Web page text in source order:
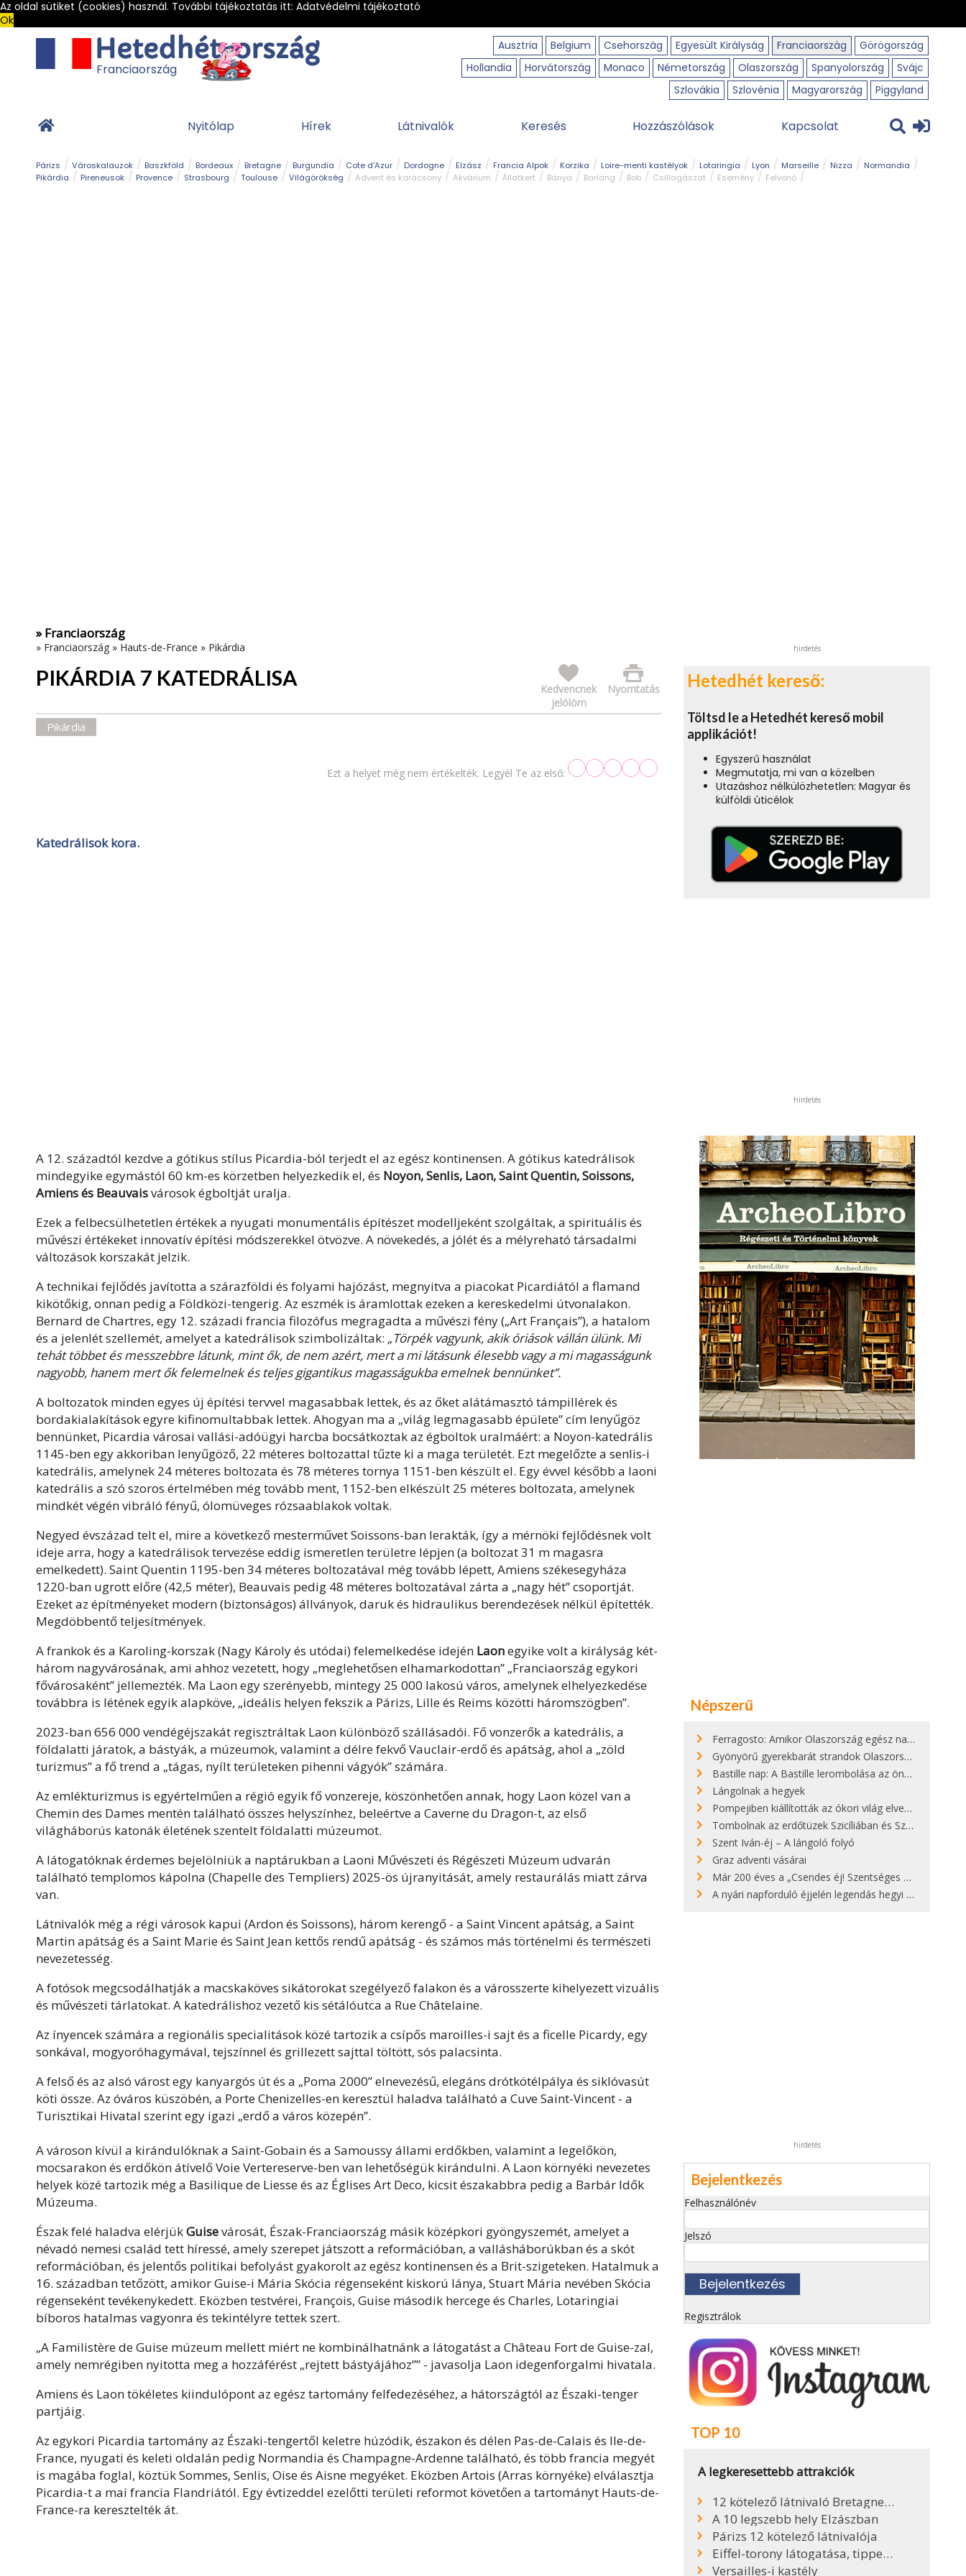
Az oldal sütiket (cookies) használ. További tájékoztatás itt: Adatvédelmi tájékoztató
Ok
Ausztria
Belgium Csehország Egyesült Királyság Franciaország
Görögország
Hollandia
Horvátország Monaco Németország Olaszország Spanyolország
Svájc
Szlovákia
Szlovénia Magyarország Piggyland
Franciaország
Nyitólap Hírek Látnivalók Keresés Hozzászólások Kapcsolat
Párizs Városkalauzok Baszkföld Bordeaux Bretagne Burgundia Cote d'Azur Dordogne Elzász Francia Alpok Korzika Loire-menti kastélyok Lotaringia Lyon Marseille Nizza
Normandia
Pikárdia
Pireneusok Provence Strasbourg Toulouse Világörökség Advent és karácsony Akvárium Állatkert Bánya Barlang Bob Csillagászat Esemény
Felvonó
» Franciaország
» Franciaország » Hauts-de-France » Pikárdia
PIKÁRDIA 7 KATEDRÁLISA Nyomtatás
Kedvencnek
jelölöm
Pikárdia
Ezt a helyet még nem értékelték. Legyél Te az első:
Katedrálisok kora.
A 12. századtól kezdve a gótikus stílus Picardia-ból terjedt el az egész kontinensen. A gótikus katedrálisok
mindegyike egymástól 60 km-es körzetben helyezkedik el, és Noyon, Senlis, Laon, Saint Quentin, Soissons,
Amiens és Beauvaisvárosok égboltját uralja.
Ezek a felbecsülhetetlen értékek a nyugati monumentális építészet modelljeként szolgáltak, a spirituális és
művészi értékeket innovatív építési módszerekkel ötvözve. A növekedés, a jólét és a mélyreható társadalmi
változások korszakát jelzik.
A technikai fejlődés javította a szárazföldi és folyami hajózást, megnyitva a piacokat Picardiától a flamand
kikötőkig, onnan pedig a Földközi-tengerig. Az eszmék is áramlottak ezeken a kereskedelmi útvonalakon.
Bernard de Chartres, egy 12. századi francia filozófus megragadta a művészi fény („Art Français”), a hatalom
és a jelenlét szellemét, amelyet a katedrálisok szimbolizáltak: „Törpék vagyunk, akik óriások vállán ülünk. Mi
tehát többet és messzebbre látunk, mint ők, de nem azért, mert a mi látásunk élesebb vagy a mi magasságunk
nagyobb, hanem mert ők felemelnek és teljes gigantikus magasságukba emelnek bennünket”.
A boltozatok minden egyes új építési tervvel magasabbak lettek, és az őket alátámasztó támpillérek és
bordakialakítások egyre kifinomultabbak lettek. Ahogyan ma a „világ legmagasabb épülete” cím lenyűgöz
bennünket, Picardia városai vallási-adóügyi harcba bocsátkoztak az égboltok uralmáért: a Noyon-katedrális
1145-ben egy akkoriban lenyűgöző, 22 méteres boltozattal tűzte ki a maga területét. Ezt megelőzte a senlis-i
katedrális, amelynek 24 méteres boltozata és 78 méteres tornya 1151-ben készült el. Egy évvel később a laoni
katedrális a szó szoros értelmében még tovább ment, 1152-ben elkészült 25 méteres boltozata, amelynek
mindkét végén vibráló fényű, ólomüveges rózsaablakok voltak.
Negyed évszázad telt el, mire a következő mesterművet Soissons-ban lerakták, így a mérnöki fejlődésnek volt
ideje arra, hogy a katedrálisok tervezése eddig ismeretlen területre lépjen (a boltozat 31 m magasra
emelkedett). Saint Quentin 1195-ben 34 méteres boltozatával még tovább lépett, Amiens székesegyháza
1220-ban ugrott előre (42,5 méter), Beauvais pedig 48 méteres boltozatával zárta a „nagy hét” csoportját.
Ezeket az építményeket modern (biztonságos) állványok, daruk és hidraulikus berendezések nélkül építették.
Megdöbbentő teljesítmények.
A frankok és a Karoling-korszak (Nagy Károly és utódai) felemelkedése idején Laonegyike volt a királyság két-
három nagyvárosának, ami ahhoz vezetett, hogy „meglehetősen elhamarkodottan” „Franciaország egykori
fővárosaként” jellemezték. Ma Laon egy szerényebb, mintegy 25 000 lakosú város, amelynek elhelyezkedése
továbbra is létének egyik alapköve, „ideális helyen fekszik a Párizs, Lille és Reims közötti háromszögben”.
2023-ban 656 000 vendégéjszakát regisztráltak Laon különböző szállásadói. Fő vonzerők a katedrális, a
földalatti járatok, a bástyák, a múzeumok, valamint a délre fekvő Vauclair-erdő és apátság, ahol a „zöld
turizmus” a fő trend a „tágas, nyílt területeken pihenni vágyók” számára.
Az emlékturizmus is egyértelműen a régió egyik fő vonzereje, köszönhetően annak, hogy Laon közel van a
Chemin des Dames mentén található összes helyszínhez, beleértve a Caverne du Dragon-t, az első
világháborús katonák életének szentelt földalatti múzeumot.
A látogatóknak érdemes bejelölniük a naptárukban a Laoni Művészeti és Régészeti Múzeum udvarán
található templomos kápolna (Chapelle des Templiers) 2025-ös újranyitását, amely restaurálás miatt zárva
van.
Látnivalók még a régi városok kapui (Ardon és Soissons), három kerengő - a Saint Vincent apátság, a Saint
Martin apátság és a Saint Marie és Saint Jean kettős rendű apátság - és számos más történelmi és természeti
nevezetesség.
A fotósok megcsodálhatják a macskaköves sikátorokat szegélyező falakon és a városszerte kihelyezett vizuális
és művészeti tárlatokat. A katedrálishoz vezető kis sétálóutca a Rue Châtelaine.
Az ínyencek számára a regionális specialitások közé tartozik a csípős maroilles-i sajt és a ficelle Picardy, egy
sonkával, mogyoróhagymával, tejszínnel és grillezett sajttal töltött, sós palacsinta.
A felső és az alsó várost egy kanyargós út és a „Poma 2000” elnevezésű, elegáns drótkötélpálya és siklóvasút
köti össze. Az óváros küszöbén, a Porte Chenizelles-en keresztül haladva található a Cuve Saint-Vincent - a
Turisztikai Hivatal szerint egy igazi „erdő a város közepén”.
A városon kívül a kirándulóknak a Saint-Gobain és a Samoussy állami erdőkben, valamint a legelőkön,
mocsarakon és erdőkön átívelő Voie Vertereserve-ben van lehetőségük kirándulni. A Laon környéki nevezetes
helyek közé tartozik még a Basilique de Liesse és az Églises Art Deco, kicsit északabbra pedig a Barbár Idők
Múzeuma.
Észak felé haladva elérjükGuisevárosát, Észak-Franciaország másik középkori gyöngyszemét, amelyet a
névadó nemesi család tett híressé, amely szerepet játszott a reformációban, a vallásháborúkban és a skót
reformációban, és jelentős politikai befolyást gyakorolt az egész kontinensen és a Brit-szigeteken. Hatalmuk a
16. században tetőzött, amikor Guise-i Mária Skócia régenseként kiskorú lánya, Stuart Mária nevében Skócia
régenseként tevékenykedett. Eközben testvérei, François, Guise második hercege és Charles, Lotaringiai
bíboros hatalmas vagyonra és tekintélyre tettek szert.
„A Familistère de Guise múzeum mellett miért ne kombinálhatnánk a látogatást a Château Fort de Guise-zal,
amely nemrégiben nyitotta meg a hozzáférést „rejtett bástyájához”” - javasolja Laon idegenforgalmi hivatala.
Amiens és Laon tökéletes kiindulópont az egész tartomány felfedezéséhez, a hátországtól az Északi-tenger
partjáig.
Az egykori Picardia tartomány az Északi-tengertől keletre húzódik, északon és délen Pas-de-Calais és Ile-de-
France, nyugati és keleti oldalán pedig Normandia és Champagne-Ardenne található, és több francia megyét
is magába foglal, köztük Sommes, Senlis, Oise és Aisne megyéket. Eközben Artois (Arras környéke) elválasztja
Picardia-t a mai francia Flandriától. Egy évtizeddel ezelőtti területi reformot követően a tartományt Hauts-de-
France-ra keresztelték át.
hirdetés
Hetedhét kereső:
Töltsd le a Hetedhét kereső mobil
applikációt!
Egyszerű használat
Megmutatja, mi van a közelben
Utazáshoz nélkülözhetetlen: Magyar és
külföldi úticélok
hirdetés
Népszerű
Ferragosto: Amikor Olaszország egész nap nyaral
Gyönyörű gyerekbarát strandok Olaszországban - megmutatjuk a 15 legjobbat
Bastille nap: A Bastille lerombolása az önkényuralom végét jelentette
Lángolnak a hegyek
Pompejiben kiállították az ókori világ elveszett híres szobrának másolatát
Tombolnak az erdőtüzek Szicíliában és Szardínián
Szent Iván-éj – A lángoló folyó
Graz adventi vásárai
Már 200 éves a „Csendes éj! Szentséges éj!”
A nyári napforduló éjjelén legendás hegyi tüzek világítják meg Zugspitzét
hirdetés
Bejelentkezés
Felhasználónév
Jelszó
Regisztrálok
TOP 10
A legkeresettebb attrakciók
12 kötelező látnivaló Bretagne-ban
A 10 legszebb hely Elzászban
Párizs 12 kötelező látnivalója
Eiffel-torony látogatása, tippek, infók
Versailles-i kastély